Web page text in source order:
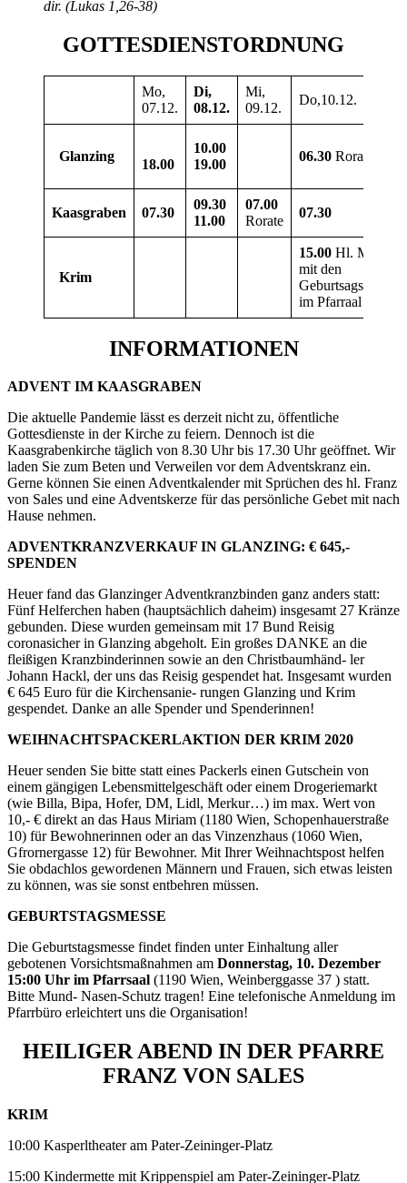
dir. (Lukas 1,26-38)
GOTTESDIENSTORDNUNG
Mo,
07.12.
Di,
08.12.
Mi,
09.12.
Do,10.12.
Glanzing
18.00
10.00
19.00
06.30 Rorate
Kaasgraben 07.30
09.30
11.00
07.00
Rorate
07.30
Krim
15.00 Hl. Messe
mit den
Geburtsagskindern
im Pfarraal
INFORMATIONEN
ADVENT IM KAASGRABEN
Die aktuelle Pandemie lässt es derzeit nicht zu, öffentliche
Gottesdienste in der Kirche zu feiern. Dennoch ist die
Kaasgrabenkirche täglich von 8.30 Uhr bis 17.30 Uhr geöffnet. Wir
laden Sie zum Beten und Verweilen vor dem Adventskranz ein.
Gerne können Sie einen Adventkalender mit Sprüchen des hl. Franz
von Sales und eine Adventskerze für das persönliche Gebet mit nach
Hause nehmen.
ADVENTKRANZVERKAUF IN GLANZING: € 645,-
SPENDEN
Heuer fand das Glanzinger Adventkranzbinden ganz anders statt:
Fünf Helferchen haben (hauptsächlich daheim) insgesamt 27 Kränze
gebunden. Diese wurden gemeinsam mit 17 Bund Reisig
coronasicher in Glanzing abgeholt. Ein großes DANKE an die
fleißigen Kranzbinderinnen sowie an den Christbaumhänd- ler
Johann Hackl, der uns das Reisig gespendet hat. Insgesamt wurden
€ 645 Euro für die Kirchensanie- rungen Glanzing und Krim
gespendet. Danke an alle Spender und Spenderinnen!
WEIHNACHTSPACKERLAKTION DER KRIM 2020
Heuer senden Sie bitte statt eines Packerls einen Gutschein von
einem gängigen Lebensmittelgeschäft oder einem Drogeriemarkt
(wie Billa, Bipa, Hofer, DM, Lidl, Merkur…) im max. Wert von
10,- € direkt an das Haus Miriam (1180 Wien, Schopenhauerstraße
10) für Bewohnerinnen oder an das Vinzenzhaus (1060 Wien,
Gfrornergasse 12) für Bewohner. Mit Ihrer Weihnachtspost helfen
Sie obdachlos gewordenen Männern und Frauen, sich etwas leisten
zu können, was sie sonst entbehren müssen.
GEBURTSTAGSMESSE
Die Geburtstagsmesse findet finden unter Einhaltung aller
gebotenen Vorsichtsmaßnahmen am Donnerstag, 10. Dezember
15:00 Uhr im Pfarrsaal (1190 Wien, Weinberggasse 37 ) statt.
Bitte Mund- Nasen-Schutz tragen! Eine telefonische Anmeldung im
Pfarrbüro erleichtert uns die Organisation!
HEILIGER ABEND IN DER PFARRE
FRANZ VON SALES
KRIM
10:00 Kasperltheater am Pater-Zeininger-Platz
15:00 Kindermette mit Krippenspiel am Pater-Zeininger-Platz